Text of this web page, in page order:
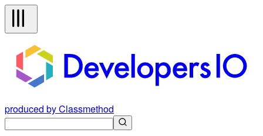
produced by Classmethod